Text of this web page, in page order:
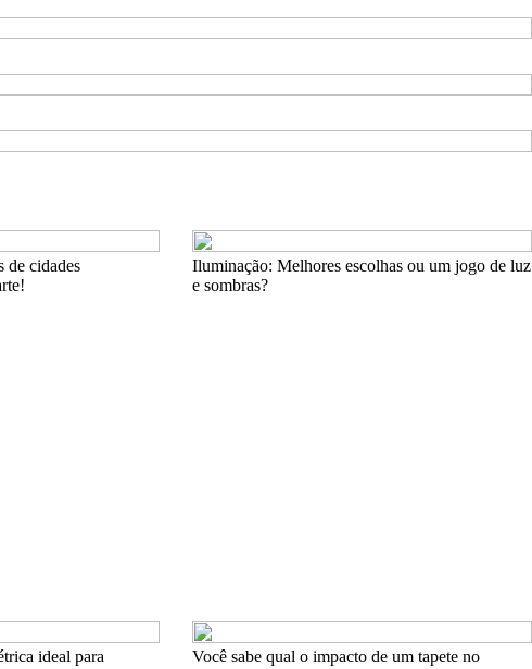
de cidades
Iluminação: Melhores escolhas ou um jogo de luz
e sombras?
ideal para
Você sabe qual o impacto de um tapete no